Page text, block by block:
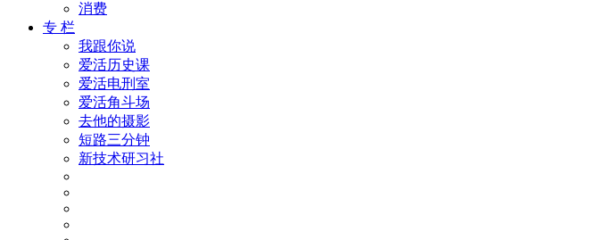
消费
专 栏
我跟你说
爱活历史课
爱活电刑室
爱活角斗场
去他的摄影
短路三分钟
新技术研习社